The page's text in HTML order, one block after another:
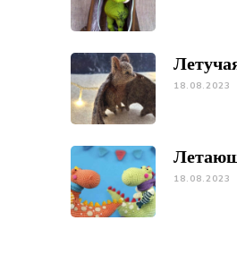
18.08.2023
18.08.2023